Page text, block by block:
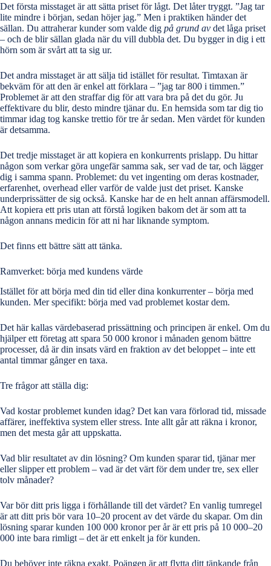
Det första misstaget är att sätta priset för lågt. Det låter tryggt. ”Jag tar
lite mindre i början, sedan höjer jag.” Men i praktiken händer det
sällan. Du attraherar kunder som valde dig på grund av det låga priset
– och de blir sällan glada när du vill dubbla det. Du bygger in dig i ett
hörn som är svårt att ta sig ur.
Det andra misstaget är att sälja tid istället för resultat. Timtaxan är
bekväm för att den är enkel att förklara – ”jag tar 800 i timmen.”
Problemet är att den straffar dig för att vara bra på det du gör. Ju
effektivare du blir, desto mindre tjänar du. En hemsida som tar dig tio
timmar idag tog kanske trettio för tre år sedan. Men värdet för kunden
är detsamma.
Det tredje misstaget är att kopiera en konkurrents prislapp. Du hittar
någon som verkar göra ungefär samma sak, ser vad de tar, och lägger
dig i samma spann. Problemet: du vet ingenting om deras kostnader,
erfarenhet, overhead eller varför de valde just det priset. Kanske
underprissätter de sig också. Kanske har de en helt annan affärsmodell.
Att kopiera ett pris utan att förstå logiken bakom det är som att ta
någon annans medicin för att ni har liknande symptom.
Det finns ett bättre sätt att tänka.
Ramverket: börja med kundens värde
Istället för att börja med din tid eller dina konkurrenter – börja med
kunden. Mer specifikt: börja med vad problemet kostar dem.
Det här kallas värdebaserad prissättning och principen är enkel. Om du
hjälper ett företag att spara 50 000 kronor i månaden genom bättre
processer, då är din insats värd en fraktion av det beloppet – inte ett
antal timmar gånger en taxa.
Tre frågor att ställa dig:
Vad kostar problemet kunden idag? Det kan vara förlorad tid, missade
affärer, ineffektiva system eller stress. Inte allt går att räkna i kronor,
men det mesta går att uppskatta.
Vad blir resultatet av din lösning? Om kunden sparar tid, tjänar mer
eller slipper ett problem – vad är det värt för dem under tre, sex eller
tolv månader?
Var bör ditt pris ligga i förhållande till det värdet? En vanlig tumregel
är att ditt pris bör vara 10–20 procent av det värde du skapar. Om din
lösning sparar kunden 100 000 kronor per år är ett pris på 10 000–20
000 inte bara rimligt – det är ett enkelt ja för kunden.
Du behöver inte räkna exakt. Poängen är att flytta ditt tänkande från